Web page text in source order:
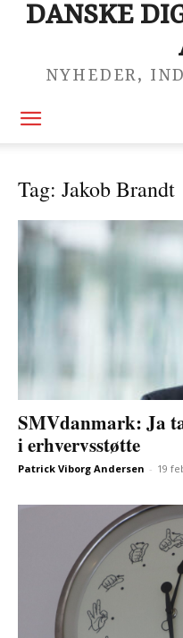
DANSKE
NYHEDER,
Tag: Jakob Brandt
SMVdanmark: Ja
i erhvervsstøtte
Patrick Viborg Andersen - 19